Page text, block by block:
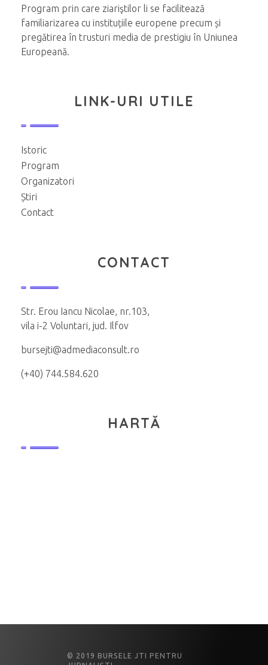
Program prin care ziariştilor li se facilitează
familiarizarea cu instituțiile europene precum și
pregătirea în trusturi media de prestigiu în Uniunea
Europeană.
LINK-URI UTILE
Istoric
Program
Organizatori
Știri
Contact
CONTACT
Str. Erou Iancu Nicolae, nr.103,
vila i-2 Voluntari, jud. Ilfov
bursejti@admediaconsult.ro
(+40) 744.584.620
HARTĂ
© 2019 BURSELE JTI PENTRU